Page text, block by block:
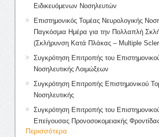
Ειδικευόμενων Νοσηλευτών
Επιστημονικός Τομέας Νευρολογικής
Παγκόσμια Ημέρα για την Πολλαπλή
(Σκλήρυνση Κατά Πλάκας – Multiple
Συγκρότηση Επιτροπής του
Νοσηλευτικής Λοιμώξεων
Συγκρότηση Επιτροπής Επιστημονικού
Νοσηλευτικής
Συγκρότηση Επιτροπής του
Επείγουσας Προνοσοκομειακής
Περισσότερα